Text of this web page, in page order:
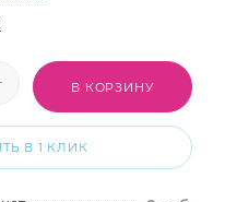
В КОРЗИНУ
В 1 КЛИК